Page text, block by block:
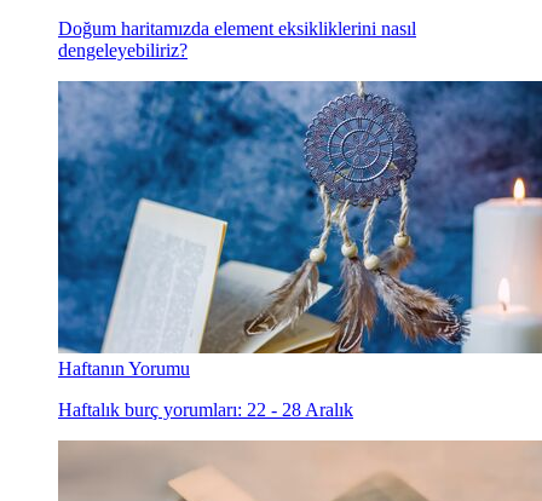
Doğum haritamızda element eksikliklerini nasıl
dengeleyebiliriz?
Haftanın Yorumu
Haftalık burç yorumları: 22 - 28 Aralık